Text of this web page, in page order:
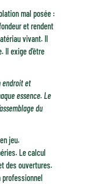
mal posée :
et rendent
vivant. Il
Il exige d’être
endroit et
essence. Le
du
jeu.
Le calcul
des ouvertures.
professionnel